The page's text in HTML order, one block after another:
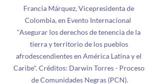
Francia Márquez, Vicepresidenta de
Colombia, en Evento Internacional
"Asegurar los derechos de tenencia de la
tierra y territorio de los pueblos
afrodescendientes en América Latina y el
Caribe". Créditos: Darwin Torres - Proceso
de Comunidades Negras (PCN).